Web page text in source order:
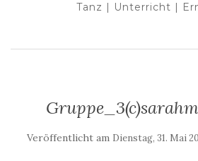
Tanz | Unterricht |
Veröffentlicht am Dienstag, 31. Mai